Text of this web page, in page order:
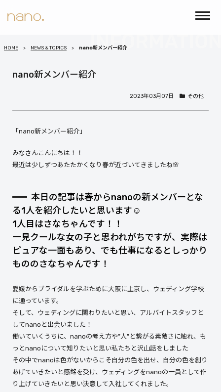
HOME NEWS & TOPICS nano新メンバー紹介
nano新メンバー紹介
2023年03月07日 その他
「nano新メンバー紹介」
みなさんこんにちは！！
最近は少しずつあたたかくなり春が近づいてきましたね🌸
本日の記事は春からnanoの新メンバーとな
る1人を紹介したいと思います☺
1人目はさなちゃんです！！
一見クールな女の子と思われがちですが、実際は
ピュアな一面もあり、でも仕事になるとしっかり
もののさなちゃんです！
愛媛からブライダルを学ぶために大阪に上京し、ウェディング学校
に通っています。
そして、ウェディングに関わりたいと思い、アルバイトスタッフと
してnanoと出会いました！
働いていくうちに、nanoの考え方や”人”と繋がる素敵さに触れ、も
っとnanoについて知りたいと思い私たちと沢山話をしました
その中でnanoは色がないからこそ自分の色を出せ、自分の色を創り
あげていきたいと感銘を受け、ウェディングをnanoの一員として作
り上げていきたいと思い決意して入社してくれました。